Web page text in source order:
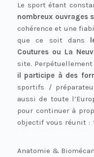
Le sport étant
nombreux ouvrages
cohérence et une
que ce soit dans
Coutures ou La
site.
il participe à des
sportifs /
aussi de toute
pour continuer à
objectif vous réunit :
Anatomie &